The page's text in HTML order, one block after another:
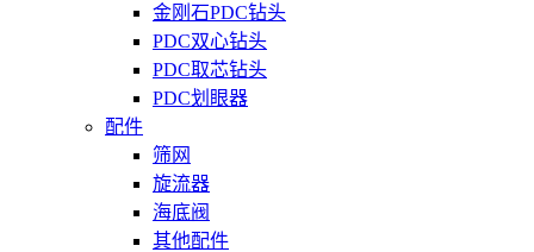
金刚石PDC钻头
PDC双心钻头
PDC取芯钻头
PDC划眼器
配件
筛网
旋流器
海底阀
其他配件